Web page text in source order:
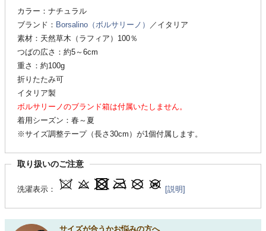
カラー：ナチュラル
ブランド： Borsalino（ボルサリーノ）
／イタリア
素材：天然草木（ラフィア）100％
つばの広さ：約5～6cm
重さ：約100g
折りたたみ可
イタリア製
ボルサリーノのブランド箱は付属いたしません。
着用シーズン：春～夏
※サイズ調整テープ（長さ30cm）が1個付属します。
取り扱いのご注意
洗濯表示： [説明]
サイズが合うかお悩みの方へ